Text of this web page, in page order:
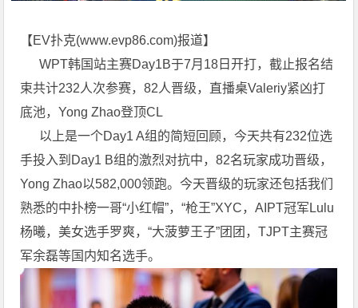
【EV扑克(www.evp86.com)报道】
WPT韩国站主赛Day1B于7月18日开打，截止报名结
束共计232人次参赛，82人晋级，直播桌Valeriy紧凶打
底池，Yong Zhao登顶CL
以上是一个Day1 A组的简短回顾，今天共有232位选
手投入到Day1 B组的激烈对抗中，82名玩家成功晋级，
Yong Zhao以582,000领跑。今天晋级的玩家还包括我们
熟悉的中扑榜一哥“小红帽”，“枪王”XYC，AIPT冠军Lulu
杨曦，美女选手罗爽，“大菠萝王子”团团，TJPT主赛冠
军余磊等国内知名选手。